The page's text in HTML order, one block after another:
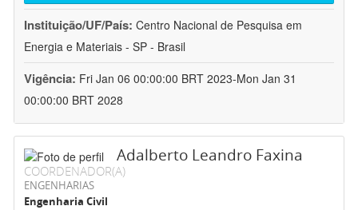
Instituição/UF/País: Centro Nacional de Pesquisa em
Energia e Materiais - SP - Brasil
Vigência: Fri Jan 06 00:00:00 BRT 2023-Mon Jan 31
00:00:00 BRT 2028
Adalberto Leandro Faxina
COORDENADOR(A)
ENGENHARIAS
Engenharia Civil